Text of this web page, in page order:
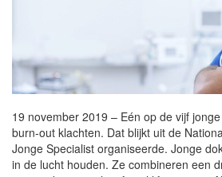
19 november 2019 – Eén op de vijf
burn-out klachten. Dat blijkt uit de
Jonge Specialist organiseerde. Jonge
in de lucht houden. Ze combineren een